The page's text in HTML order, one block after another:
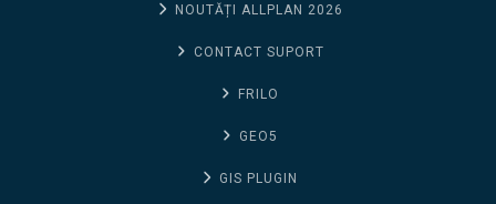
NOUTĂȚI ALLPLAN 2026
CONTACT SUPORT
FRILO
GEO5
GIS PLUGIN